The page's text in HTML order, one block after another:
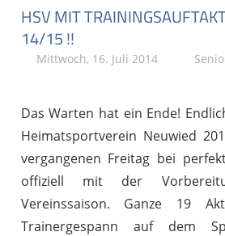
für
Neuwied
HSV MIT
14/15 !!
Mittwoch, 16. Juli 2014
Das Warten hat ein Ende!
Heimatsportverein Neuwied
vergangenen Freitag bei
offiziell mit der
Vereinssaison. Ganze 19
Trainergespann auf dem